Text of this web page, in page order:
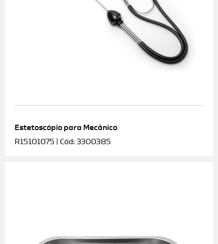
Estetoscópio para Mecânico
R15101075 | Cód: 3300385